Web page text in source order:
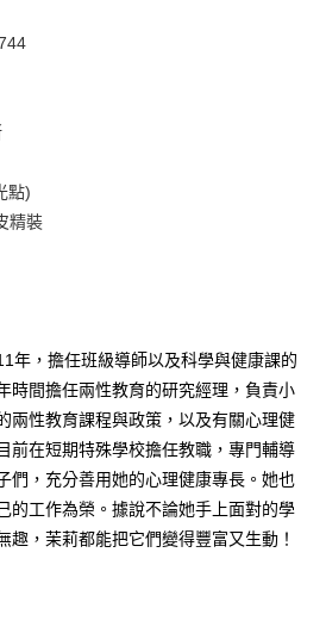
之後才付款」的支付方式。 讓您購物簡單
需綁卡、不需儲值。
認證，即可結帳。
，再付款。
】
享後付」後，將跳轉至「AFTEE先享後付」
認金額後，即可完成結帳。
到繳費通知簡訊。
，點擊此簡訊中的連結，可透過四大超商／
需立刻繳費，但若您需要取消訂單，請聯絡
取消之訂單仍視為有效，需透過AFTEE先享
先享後付 」之結帳頁面顯示為準，若有關於
欲退款等相關疑問，請聯繫「AFTEE先享後付
司提供之「AFTEE先享後付」服務完成之交
供個人資料，並將交易相關給付款項請求債
司。
以上)免運費
以上)免運費
以上)免運費
以上)免運費
以上)免運費
點)
精裝
年，擔任班級導師以及科學與健康課的
時間擔任兩性教育的研究經理，負責小
兩性教育課程與政策，以及有關心理健
前在短期特殊學校擔任教職，專門輔導
們，充分善用她的心理健康專長。她也
的工作為榮。據說不論她手上面對的學
趣，茉莉都能把它們變得豐富又生動！